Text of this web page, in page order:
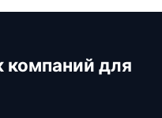
компаний для